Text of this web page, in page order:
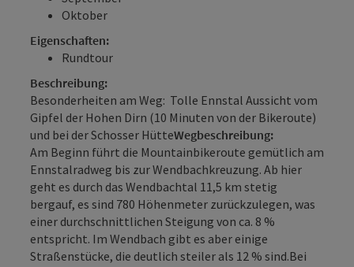
Oktober
Eigenschaften:
Rundtour
Beschreibung:
Besonderheiten am Weg: Tolle Ennstal Aussicht vom
Gipfel der Hohen Dirn (10 Minuten von der Bikeroute)
und bei der Schosser HütteWegbeschreibung:
Am Beginn führt die Mountainbikeroute gemütlich am
Ennstalradweg bis zur Wendbachkreuzung. Ab hier
geht es durch das Wendbachtal 11,5 km stetig
bergauf, es sind 780 Höhenmeter zurückzulegen, was
einer durchschnittlichen Steigung von ca. 8 %
entspricht. Im Wendbach gibt es aber einige
Straßenstücke, die deutlich steiler als 12 % sind.Bei